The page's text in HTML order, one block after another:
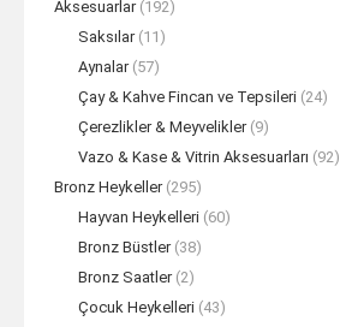
Aksesuarlar (192)
Saksılar (11)
Aynalar (57)
Çay & Kahve Fincan ve Tepsileri (24)
Çerezlikler & Meyvelikler (9)
Vazo & Kase & Vitrin Aksesuarları (92)
Bronz Heykeller (295)
Hayvan Heykelleri (60)
Bronz Büstler (38)
Bronz Saatler (2)
Çocuk Heykelleri (43)